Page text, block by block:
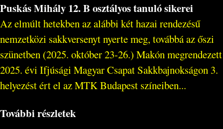
Puskás Mihály 12. B osztályos tanuló sikerei
Az elmúlt hetekben az alábbi két hazai rendezésű
nemzetközi sakkversenyt nyerte meg, továbbá az őszi
szünetben (2025. október 23-26.) Makón megrendezett
2025. évi Ifjúsági Magyar Csapat Sakkbajnokságon 3.
helyezést ért el az MTK Budapest színeiben...
További részletek